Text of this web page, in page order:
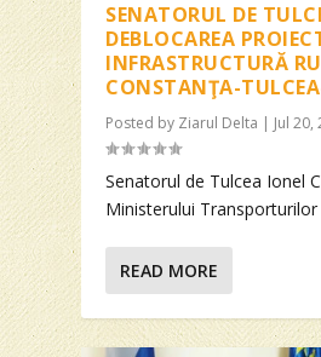
SENATORUL DE
DEBLOCAREA
INFRASTRUCTURĂ
CONSTANŢA-
Posted by Ziarul Delta | Jul 20,
Senatorul de Tulcea Ionel
Ministerului Transporturilor
READ MORE